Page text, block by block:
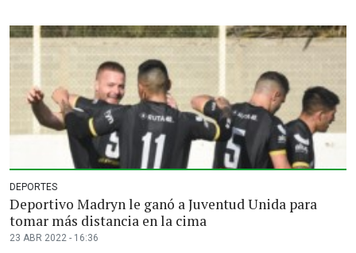
DEPORTES
Deportivo Madryn le ganó a Juventud Unida para
tomar más distancia en la cima
23 ABR 2022 - 16:36